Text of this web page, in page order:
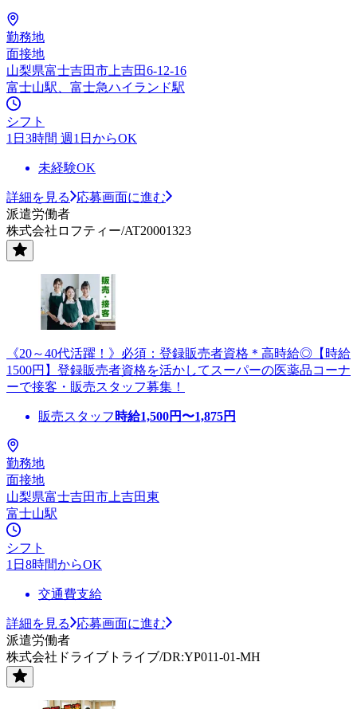
勤務地
面接地
山梨県富士吉田市上吉田6-12-16
富士山駅、富士急ハイランド駅
シフト
1日3時間 週1日からOK
未経験OK
詳細を見る
応募画面に進む
派遣労働者
株式会社ロフティー/AT20001323
《20～40代活躍！》必須：登録販売者資格＊高時給◎【時給
1500円】登録販売者資格を活かしてスーパーの医薬品コーナ
ーで接客・販売スタッフ募集！
販売スタッフ 時給1,500円〜1,875円
勤務地
面接地
山梨県富士吉田市上吉田東
富士山駅
シフト
1日8時間からOK
交通費支給
詳細を見る
応募画面に進む
派遣労働者
株式会社ドライブトライブ/DR:YP011-01-MH